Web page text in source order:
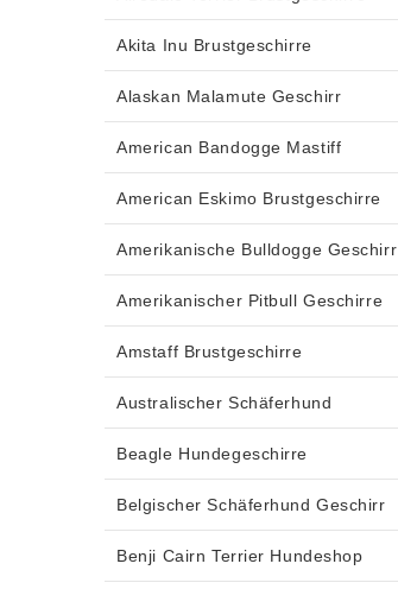
Akita Inu Brustgeschirre
Alaskan Malamute Geschirr
American Bandogge Mastiff
American Eskimo Brustgeschirre
Amerikanische Bulldogge Geschirr
Amerikanischer Pitbull Geschirre
Amstaff Brustgeschirre
Australischer Schäferhund
Beagle Hundegeschirre
Belgischer Schäferhund Geschirr
Benji Cairn Terrier Hundeshop